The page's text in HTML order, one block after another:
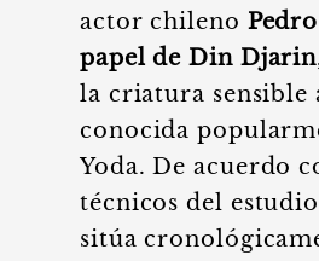
actor chileno
papel de Din Djarin
la criatura sensible
conocida
Yoda. De acuerdo
técnicos del
sitúa